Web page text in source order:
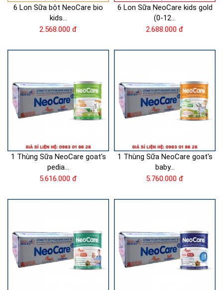
6 Lon Sữa bột NeoCare bio
kids...
2.568.000 đ
6 Lon Sữa NeoCare kids gold
(0-12...
2.688.000 đ
1 Thùng Sữa NeoCare goat's
pedia...
5.616.000 đ
1 Thùng Sữa NeoCare goat's
baby...
5.760.000 đ